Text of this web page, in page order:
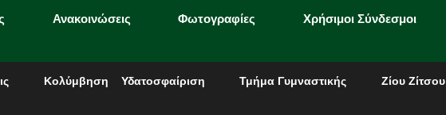
Ανακοινώσεις Φωτογραφίες
Χρήσιμοι Σύνδεσμοι
Κολύμβηση Υδατοσφαίριση Τμήμα Γυμναστικής Ζίου Ζίτσου